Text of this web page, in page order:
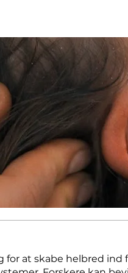
at skabe helbred